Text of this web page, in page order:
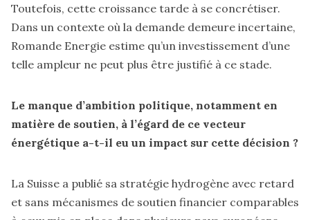
Toutefois, cette croissance tarde à se concrétiser.
Dans un contexte où la demande demeure incertaine,
Romande Energie estime qu’un investissement d’une
telle ampleur ne peut plus être justifié à ce stade.
Le manque d’ambition politique, notamment en
matière de soutien, à l’égard de ce vecteur
énergétique a-t-il eu un impact sur cette décision ?
La Suisse a publié sa stratégie hydrogène avec retard
et sans mécanismes de soutien financier comparables